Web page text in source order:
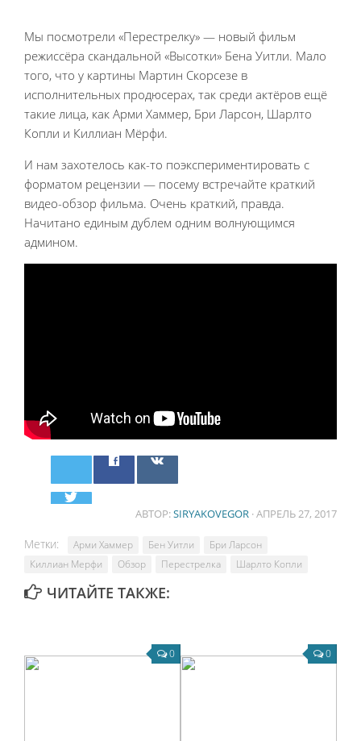
Мы посмотрели «Перестрелку» — новый фильм
режиссёра скандальной «Высотки» Бена Уитли. Мало
того, что у картины Мартин Скорсезе в
исполнительных продюсерах, так среди актёров ещё
такие лица, как Арми Хаммер, Бри Ларсон, Шарлто
Копли и Киллиан Мёрфи.
И нам захотелось как-то поэкспериментировать с
форматом рецензии — посему встречайте краткий
видео-обзор фильма. Очень краткий, правда.
Начитано единым дублем одним волнующимся
админом.
АВТОР:SIRYAKOVEGOR · АПРЕЛЬ 27, 2017
Метки: Арми Хаммер Бен Уитли
Бри Ларсон
Киллиан Мерфи
Обзор Перестрелка Шарлто Копли
ЧИТАЙТЕ ТАКЖЕ:
0 0